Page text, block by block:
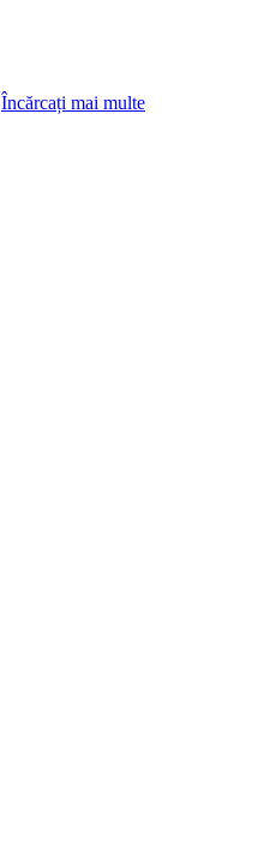
Încărcați mai multe